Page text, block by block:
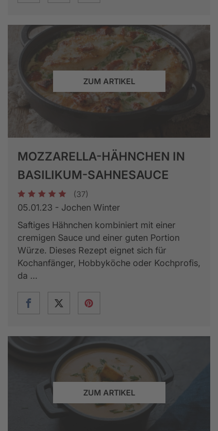
ZUM ARTIKEL
MOZZARELLA-HÄHNCHEN IN
BASILIKUM-SAHNESAUCE
1 2 3 4 5 (37)
05.01.23 - Jochen Winter
Saftiges Hähnchen kombiniert mit einer
cremigen Sauce und einer guten Portion
Würze. Dieses Rezept eignet sich für
Kochanfänger, Hobbyköche oder Kochprofis,
da ...
ZUM ARTIKEL